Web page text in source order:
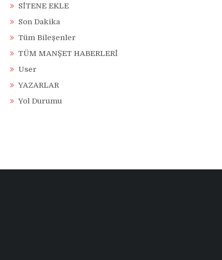
SİTENE EKLE
Son Dakika
Tüm Bileşenler
TÜM MANŞET HABERLERİ
User
YAZARLAR
Yol Durumu